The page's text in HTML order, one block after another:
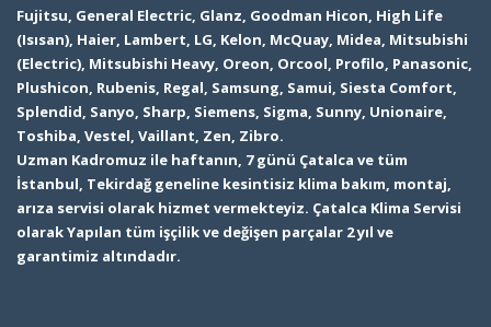
Fujitsu, General Electric, Glanz, Goodman Hicon, High Life
(Isısan), Haier, Lambert, LG, Kelon, McQuay, Midea, Mitsubishi
(Electric), Mitsubishi Heavy, Oreon, Orcool, Profilo, Panasonic,
Plushicon, Rubenis, Regal, Samsung, Samui, Siesta Comfort,
Splendid, Sanyo, Sharp, Siemens, Sigma, Sunny, Unionaire,
Toshiba, Vestel, Vaillant, Zen, Zibro.
Uzman Kadromuz ile haftanın, 7 günü Çatalca ve tüm
İstanbul, Tekirdağ geneline kesintisiz klima bakım, montaj,
arıza servisi olarak hizmet vermekteyiz. Çatalca Klima Servisi
olarak Yapılan tüm işçilik ve değişen parçalar 2 yıl ve
garantimiz altındadır.